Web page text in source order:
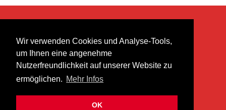
Wir verwenden Cookies und Analyse-Tools,
um Ihnen eine angenehme
Nutzerfreundlichkeit auf unserer Website zu
ermöglichen. Mehr Infos
OK
heer musik ag
Lättenstrasse 35
8952 Schlieren
info@heermusic.com